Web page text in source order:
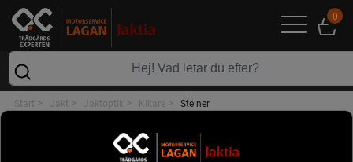
0
Start > Jakt > Jaktoptik > Kikare > Steiner